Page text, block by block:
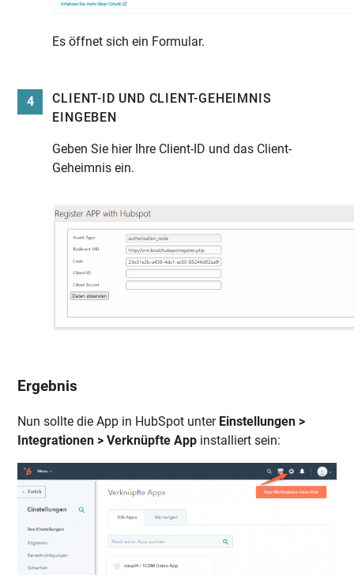
Es öffnet sich ein Formular.
4
CLIENT-ID UND CLIENT-GEHEIMNIS
EINGEBEN
Geben Sie hier Ihre Client-ID und das Client-
Geheimnis ein.
Ergebnis
Nun sollte die App in HubSpot unter Einstellungen >
Integrationen > Verknüpfte App installiert sein: